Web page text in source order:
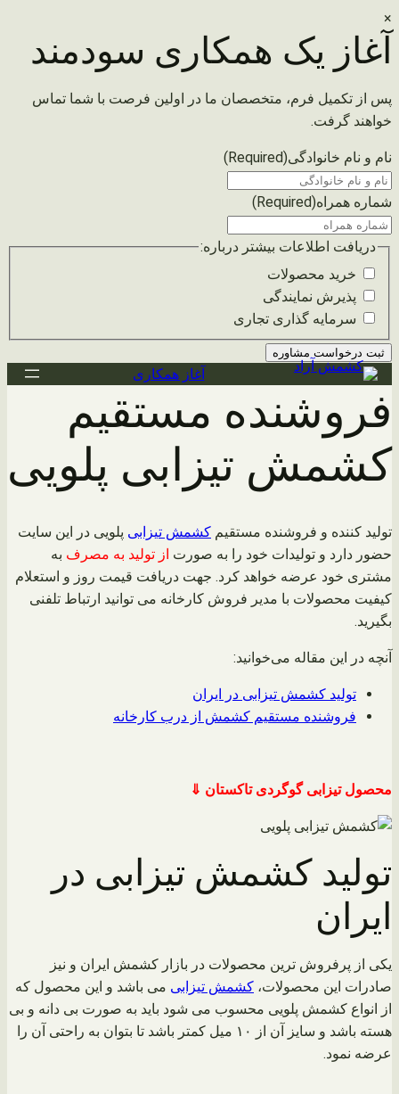
×
آغاز یک همکاری سودمند
پس از تکمیل فرم، متخصصان ما در اولین فرصت با شما تماس
خواهند گرفت.
نام و نام خانوادگی(Required)
شماره همراه(Required)
دریافت اطلاعات بیشتر درباره:
خرید محصولات
پذیرش نمایندگی
سرمایه گذاری تجاری
رفتن
به
محتوا
آغاز همکاری
فروشنده مستقیم
کشمش تیزابی پلویی
تولید کننده و فروشنده مستقیم کشمش تیزابی پلویی در این سایت
حضور دارد و تولیدات خود را به صورت از تولید به مصرف به
مشتری خود عرضه خواهد کرد. جهت دریافت قیمت روز و استعلام
کیفیت محصولات با مدیر فروش کارخانه می توانید ارتباط تلفنی
بگیرید.
آنچه در این مقاله می‌خوانید:
تولید کشمش تیزابی در ایران
فروشنده مستقیم کشمش از درب کارخانه
محصول تیزابی گوگردی تاکستان ⇓
تولید کشمش تیزابی در
ایران
یکی از پرفروش ترین محصولات در بازار کشمش ایران و نیز
صادرات این محصولات، کشمش تیزابی می باشد و این محصول که
از انواع کشمش پلویی محسوب می شود باید به صورت بی دانه و بی
هسته باشد و سایز آن از ۱۰ میل کمتر باشد تا بتوان به راحتی آن را
عرضه نمود.